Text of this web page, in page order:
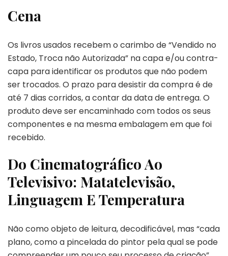
Cena
Os livros usados recebem o carimbo de “Vendido no
Estado, Troca não Autorizada” na capa e/ou contra-
capa para identificar os produtos que não podem
ser trocados. O prazo para desistir da compra é de
até 7 dias corridos, a contar da data de entrega. O
produto deve ser encaminhado com todos os seus
componentes e na mesma embalagem em que foi
recebido.
Do Cinematográfico Ao
Televisivo: Matatelevisão,
Linguagem E Temperatura
Não como objeto de leitura, decodificável, mas “cada
plano, como a pincelada do pintor pela qual se pode